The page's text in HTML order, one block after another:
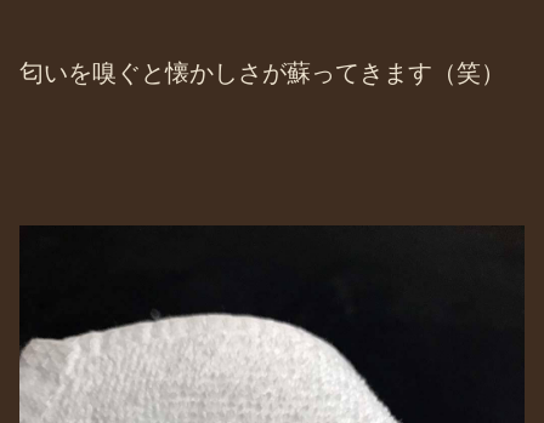
匂いを嗅ぐと懐かしさが蘇ってきます（笑）